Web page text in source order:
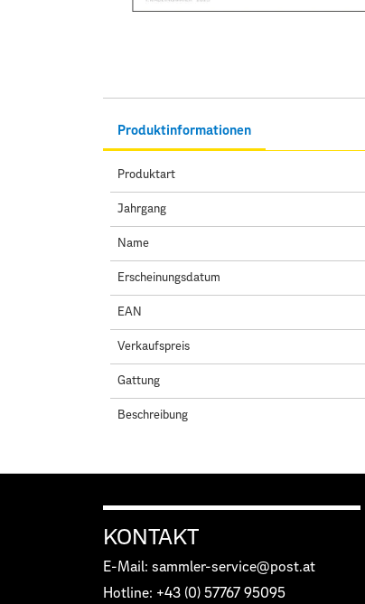
Produktinformationen
Produktart
Jahrgang
Name
Erscheinungsdatum
EAN
Verkaufspreis
Gattung
Beschreibung
KONTAKT
E-Mail: sammler-service@post.at
Hotline: +43 (0) 57767 95095